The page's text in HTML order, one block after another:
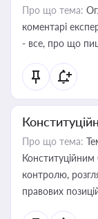
Про що тема:
коментарі
- все, про що
Про що тема:
Конституційним
контролю,
правових